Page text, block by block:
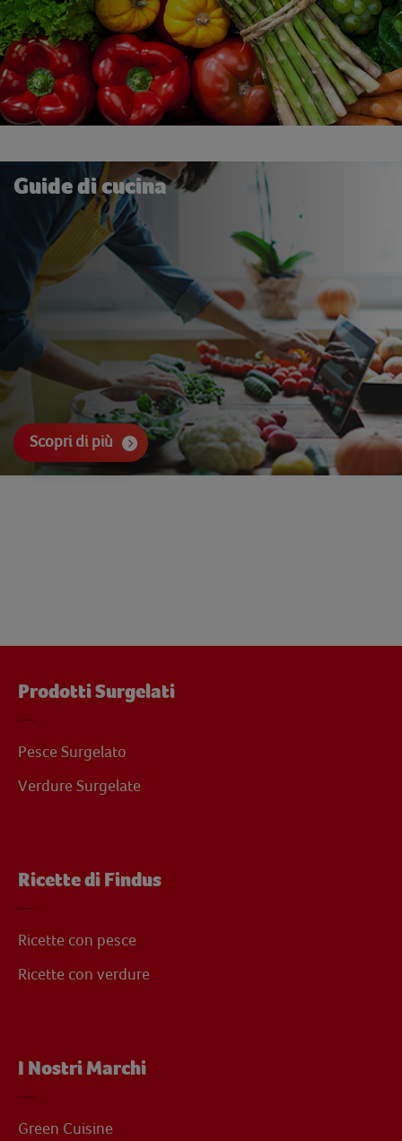
Guide di cucina
Scopri di più
Prodotti Surgelati
Pesce Surgelato
Verdure Surgelate
Ricette di Findus
Ricette con pesce
Ricette con verdure
I Nostri Marchi
Green Cuisine